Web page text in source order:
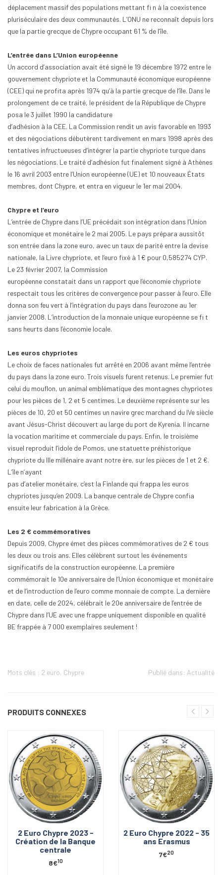
déplacement massif des populations mettant fi n à la coexistence
pluriséculaire des deux communautés. L’ONU ne reconnaît depuis lors
que la partie grecque de Chypre occupant 61 % de l’île.
L’entrée dans L’Union européenne
Un accord d’association avait été signé le 19 décembre 1972 entre le
gouvernement chypriote et la Communauté économique européenne
(CEE) qui ne profita après 1974 qu’à la partie grecque de l’île. Dans le
prolongement de ce traité, le président de la République de Chypre
posa le 3 juillet 1990 la candidature
d’adhésion à la CEE. La Commission rendit un avis favorable en 1993
et des négociations débutèrent tardivement en mars 1998 après des
tentatives infructueuses d’intégrer la partie chypriote turque dans
les négociations. Le traité d’adhésion fut finalement signé à Athènes
le 16 avril 2003 entre l’Union européenne (UE) et 10 nouveaux États
membres, dont Chypre, et entra en vigueur le 1er mai 2004.
Chypre et l’euro
L’entrée de Chypre dans l’UE précédait son intégration dans l’Union
économique et monétaire le 2 mai 2005. Le pays prépara aussitôt
son entrée dans la zone euro, avec un taux de parité entre la devise
nationale, la Livre chypriote, et l’euro fixé à 1 € pour 0,585274 CYP.
Le 23 février 2007, la Commission
européenne constatait dans un rapport que l’économie chypriote
respectait tous les critères de convergence pour passer à l’euro. Elle
donna son feu vert à l’intégration du pays dans l’eurozone au 1er
janvier 2008. L’introduction de la monnaie unique européenne se fi t
sans heurts dans l’économie locale.
Les euros chypriotes
Le choix de faces nationales fut arrêté en 2006 avant même l’entrée
du pays dans la zone euro. Trois visuels furent retenus. Le premier fut
celui du mouflon, un animal emblématique des montagnes chypriotes
pour les pièces de 1, 2 et 5 centimes. Le deuxième représente sur les
pièces de 10, 20 et 50 centimes un navire grec marchand du IVe siècle
avant Jésus-Christ découvert au large du port de Kyrenia. Il incarne
la vocation maritime et commerciale du pays. Enfin, le troisième
visuel reproduit l’idole de Pomos, une statuette préhistorique
chypriote du IIIe millénaire avant notre ère, sur les pièces de 1 et 2 €.
L’île n’ayant
pas d’atelier monétaire, c’est la Finlande qui frappa les euros
chypriotes jusqu’en 2009. La banque centrale de Chypre confia
ensuite leur fabrication à la Grèce.
Les 2 € commémoratives
Depuis 2009, Chypre émet des pièces commémoratives de 2 € tous
les deux ou trois ans. Elles célèbrent surtout les événements
significatifs de la construction européenne. La première
commémorait le 10e anniversaire de l’Union économique et monétaire
et de l’introduction de l’euro comme monnaie de compte. La dernière
en date, celle de 2024, célébrait le 20e anniversaire de l’entrée de
Chypre dans l’UE avec une frappe uniquement disponible en qualité
BE frappée à 7 000 exemplaires seulement !
Mots clés : 2 euro, Chypre Publié dans: Actualité
PRODUITS CONNEXES
2 Euro Chypre 2023 -
Création de la Banque
centrale
8€10
2 Euro Chypre 2022 - 35
ans Erasmus
7€20